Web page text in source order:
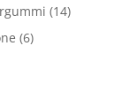
(14)
(6)